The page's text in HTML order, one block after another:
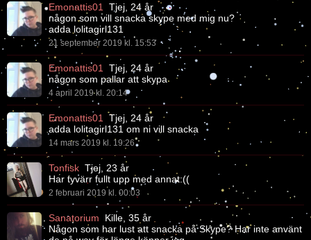
Emonattis01
Tjej, 24 år
någon som vill snacka skype med mig nu?
adda lolitagirl131
21 september 2019 kl. 15:53
Emonattis01
Tjej, 24 år
någon som pallar att skypa
4 april 2019 kl. 20:14
Emonattis01
Tjej, 24 år
adda lolitagirl131 om ni vill snacka
14 mars 2019 kl. 19:26
Tonfisk Tjej, 23 år
Har tyvärr fullt upp med annat:((
2 februari 2019 kl. 00:03
Sanatorium
Kille, 35 år
Någon som har lust att snacka på Skype? Har inte använt